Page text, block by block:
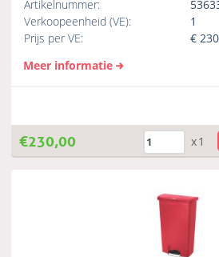
Artikelnummer:
Verkoopeenheid (VE):
1
Prijs per VE:
€
Meer informatie
€230,00 x1